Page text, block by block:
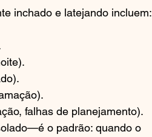
inchado e latejando incluem:
falhas de planejamento).
o padrão: quando o